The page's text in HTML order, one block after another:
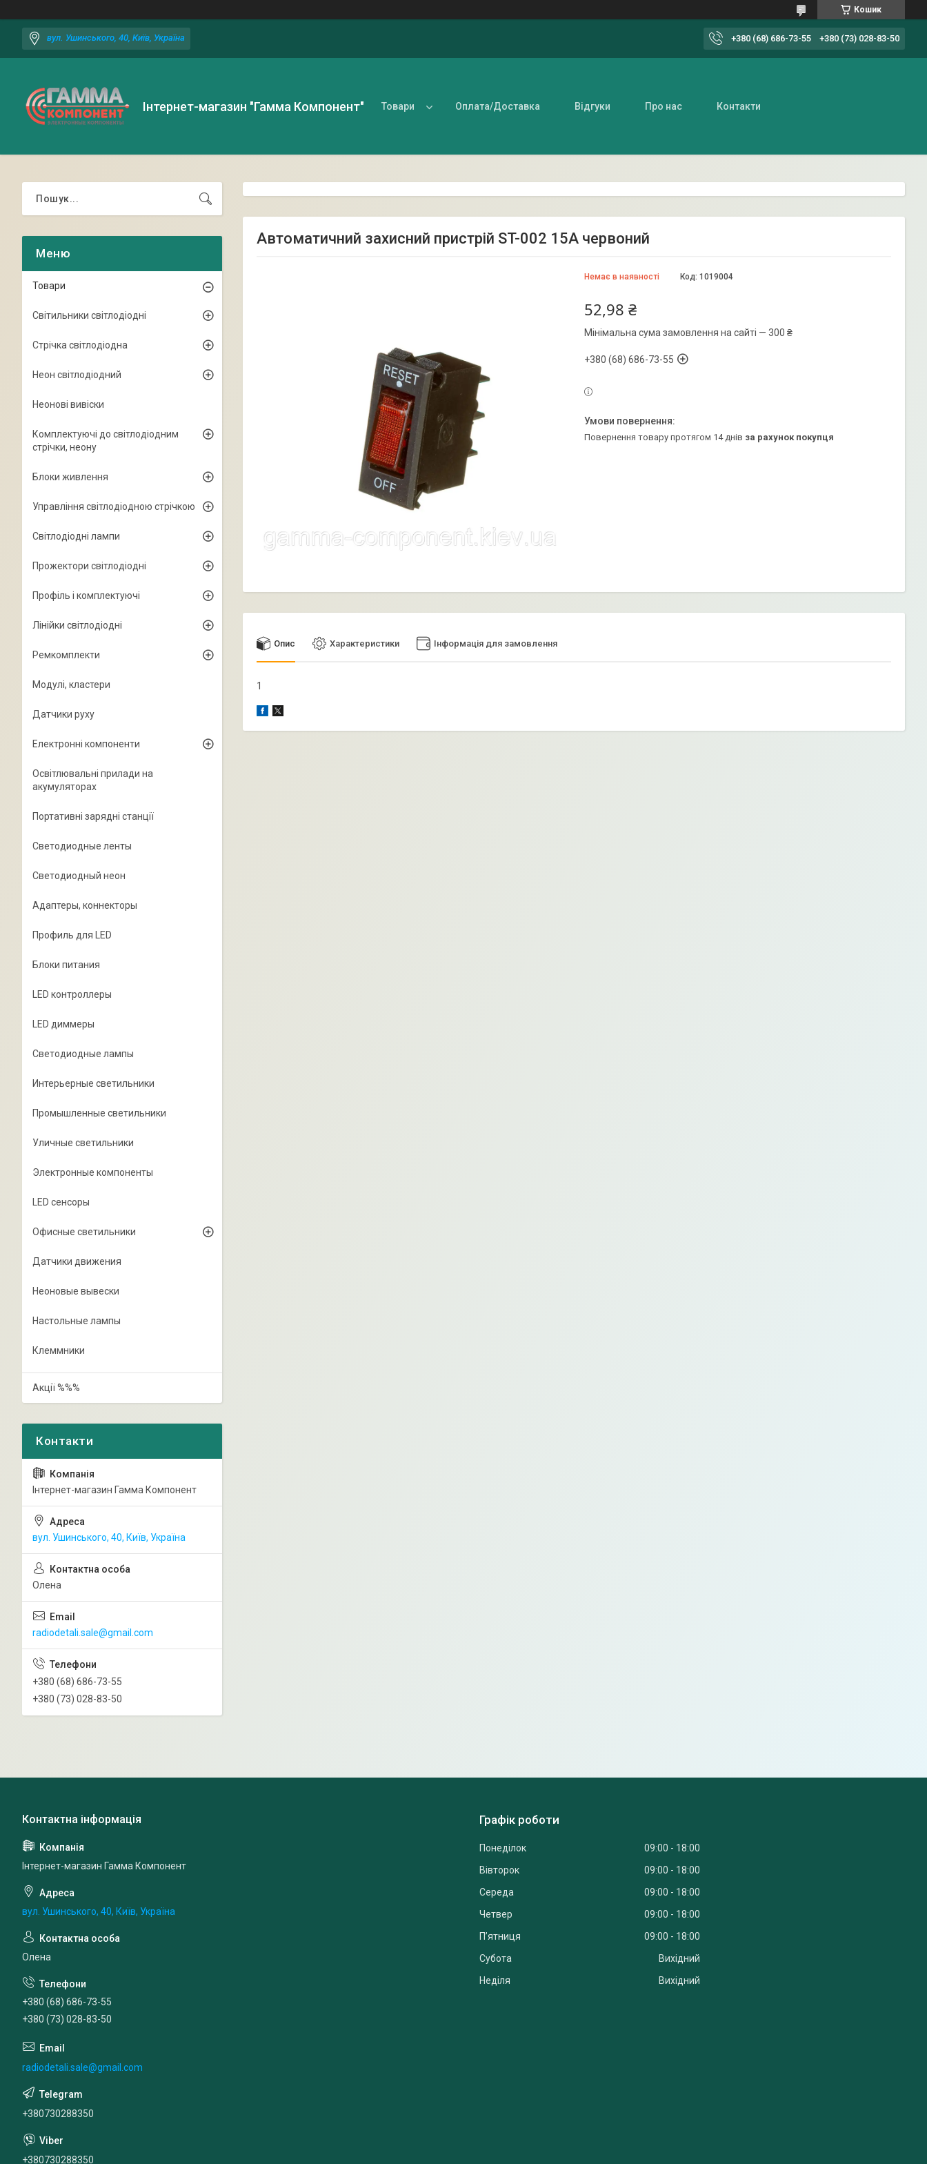
Кошик
вул. Ушинського, 40, Київ, Україна +380 (68) 686-73-55 +380 (73) 028-83-50
Інтернет-магазин "Гамма Компонент" Товари Оплата/Доставка Відгуки Про нас Контакти
Автоматичний захисний пристрій ST-002 15А червоний
Немає в наявності Код: 1019004
52,98 ₴
Мінімальна сума замовлення на сайті — 300 ₴
+380 (68) 686-73-55
повернення товару протягом 14 днів за рахунок покупця
Опис Характеристики Інформація для замовлення
1
Товари
Світильники світлодіодні
Стрічка світлодіодна
Неон світлодіодний
Неонові вивіски
Комплектуючі до світлодіодним
стрічки, неону
Блоки живлення
Управління світлодіодною стрічкою
Світлодіодні лампи
Прожектори світлодіодні
Профіль і комплектуючі
Лінійки світлодіодні
Ремкомплекти
Модулі, кластери
Датчики руху
Електронні компоненти
Освітлювальні прилади на
акумуляторах
Портативні зарядні станції
Светодиодные ленты
Светодиодный неон
Адаптеры, коннекторы
Профиль для LED
Блоки питания
LED контроллеры
LED диммеры
Светодиодные лампы
Интерьерные светильники
Промышленные светильники
Уличные светильники
Электронные компоненты
LED сенсоры
Офисные светильники
Датчики движения
Неоновые вывески
Настольные лампы
Клеммники
Акції %%%
Інтернет-магазин Гамма Компонент
вул. Ушинського, 40, Київ, Україна
Олена
radiodetali.sale@gmail.com
+380 (68) 686-73-55
+380 (73) 028-83-50
Інтернет-магазин Гамма Компонент
вул. Ушинського, 40, Київ, Україна
Олена
+380 (68) 686-73-55
+380 (73) 028-83-50
radiodetali.sale@gmail.com
+380730288350
+380730288350
Графік роботи
Понеділок 09:00
18:00
Вівторок
09:00
18:00
Середа
09:00
18:00
Четвер
09:00
18:00
Пʼятниця
09:00
18:00
Субота
Вихідний
Неділя
Вихідний